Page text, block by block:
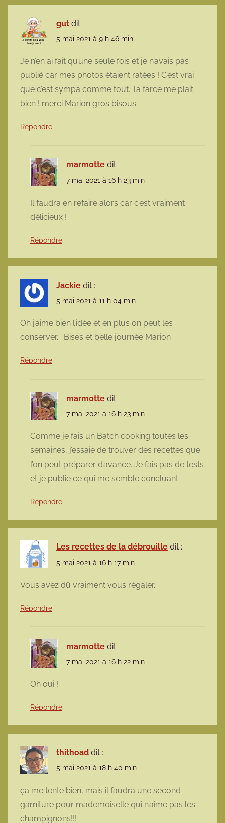
gut dit :
5 mai 2021 à 9 h 46 min
Je n’en ai fait qu’une seule fois et je n’avais pas
publié car mes photos étaient ratées ! C’est vrai
que c’est sympa comme tout. Ta farce me plait
bien ! merci Marion gros bisous
Répondre
marmotte dit :
7 mai 2021 à 16 h 23 min
Il faudra en refaire alors car c’est vraiment
délicieux !
Répondre
Jackie dit :
5 mai 2021 à 11 h 04 min
Oh j’aime bien l’idée et en plus on peut les
conserver. . Bises et belle journée Marion
Répondre
marmotte dit :
7 mai 2021 à 16 h 23 min
Comme je fais un Batch cooking toutes les
semaines, j’essaie de trouver des recettes que
l’on peut préparer d’avance. Je fais pas de tests
et je publie ce qui me semble concluant.
Répondre
Les recettes de la débrouille dit :
5 mai 2021 à 16 h 17 min
Vous avez dû vraiment vous régaler.
Répondre
marmotte dit :
7 mai 2021 à 16 h 22 min
Oh oui !
Répondre
thithoad dit :
5 mai 2021 à 18 h 40 min
ça me tente bien, mais il faudra une second
garniture pour mademoiselle qui n’aime pas les
champignons!!!